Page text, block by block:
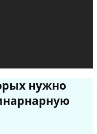
нужно